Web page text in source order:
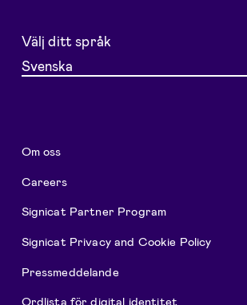
Välj ditt språk
Svenska
Om oss
Careers
Signicat Partner Program
Signicat Privacy and Cookie Policy
Pressmeddelande
Ordlista för digital identitet